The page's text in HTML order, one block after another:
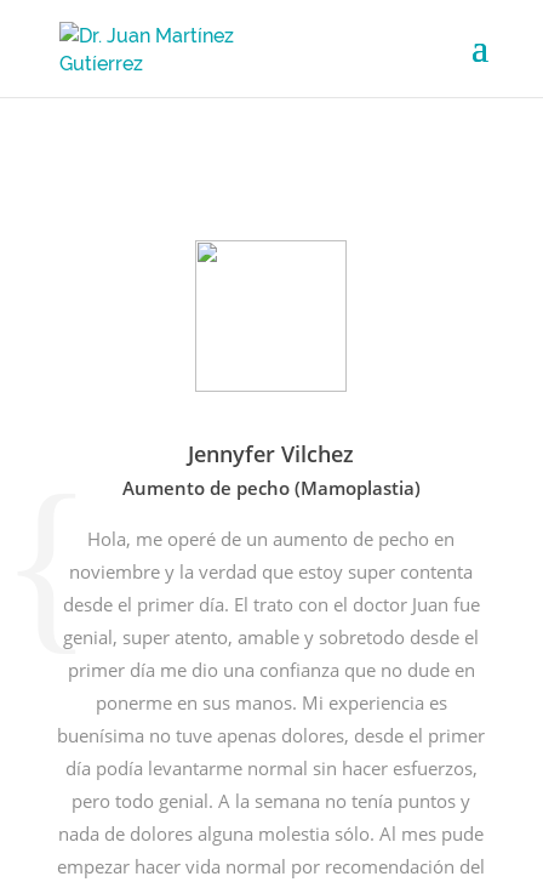
Jennyfer Vilchez
Aumento de pecho (Mamoplastia)
Hola, me operé de un aumento de pecho en
noviembre y la verdad que estoy super contenta
desde el primer día. El trato con el doctor Juan fue
genial, super atento, amable y sobretodo desde el
primer día me dio una confianza que no dude en
ponerme en sus manos. Mi experiencia es
buenísima no tuve apenas dolores, desde el primer
día podía levantarme normal sin hacer esfuerzos,
pero todo genial. A la semana no tenía puntos y
nada de dolores alguna molestia sólo. Al mes pude
empezar hacer vida normal por recomendación del